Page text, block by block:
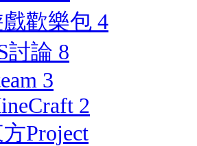
歡樂包 4
討論 8
3
2
Project